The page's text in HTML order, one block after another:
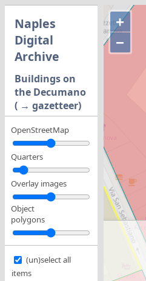
Naples
Digital
Archive
Buildings on
the Decumano
( → gazetteer)
OpenStreetMap
Quarters
Overlay images
Object
polygons
(un)select all
items
Il Gesù
+
−